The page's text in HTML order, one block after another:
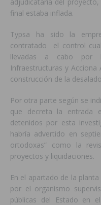
final estaba inflada.
Typsa ha sido la
contratado el control
llevadas a cabo por
Infraestructuras y
construcción de la
Por otra parte según se
que decreta la entrada
detenidos por esta
habría advertido en
ortodoxas” como la
proyectos y liquidaciones.
En el apartado de la
por el organismo
públicas del Estado en